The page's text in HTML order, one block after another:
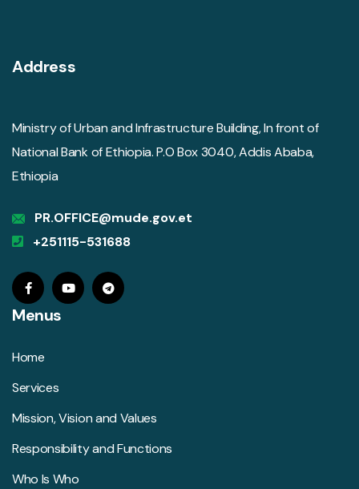
Address
Ministry of Urban and Infrastructure Building, In front of
National Bank of Ethiopia. P.O Box 3040, Addis Ababa,
Ethiopia
PR.OFFICE@mude.gov.et
+251115-531688
Menus
Home
Services
Mission, Vision and Values
Responsibility and Functions
Who Is Who